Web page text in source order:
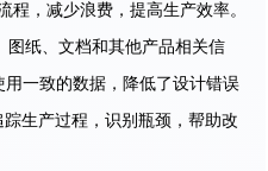
程，减少浪费，提高生产效率。
图纸、文档和其他产品相关信
一致的数据，降低了设计错误
生产过程，识别瓶颈，帮助改